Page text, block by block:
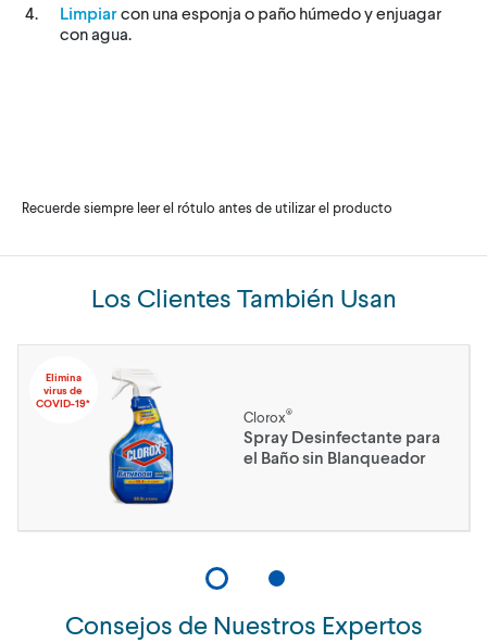
Limpiarcon una esponja o paño húmedo y enjuagar
con agua.
Recuerde siempre leer el rótulo antes de utilizar el producto
Los Clientes También Usan
Elimina
virus de
COVID-19*
Clorox®
Spray Desinfectante para
el Baño sin Blanqueador
Consejos de Nuestros Expertos